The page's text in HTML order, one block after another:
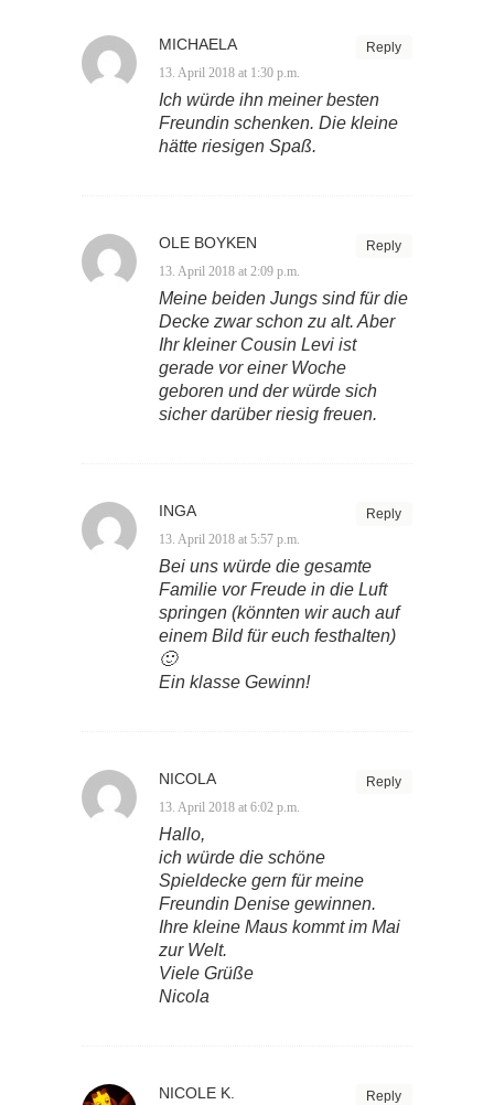
Reply
MICHAELA
13. April 2018 at 1:30 p.m.
Ich würde ihn meiner besten
Freundin schenken. Die kleine
hätte riesigen Spaß.
Reply
OLE BOYKEN
13. April 2018 at 2:09 p.m.
Meine beiden Jungs sind für die
Decke zwar schon zu alt. Aber
Ihr kleiner Cousin Levi ist
gerade vor einer Woche
geboren und der würde sich
sicher darüber riesig freuen.
Reply
INGA
13. April 2018 at 5:57 p.m.
Bei uns würde die gesamte
Familie vor Freude in die Luft
springen (könnten wir auch auf
einem Bild für euch festhalten)
🙂
Ein klasse Gewinn!
Reply
NICOLA
13. April 2018 at 6:02 p.m.
Hallo,
ich würde die schöne
Spieldecke gern für meine
Freundin Denise gewinnen.
Ihre kleine Maus kommt im Mai
zur Welt.
Viele Grüße
Nicola
Reply
NICOLE K.